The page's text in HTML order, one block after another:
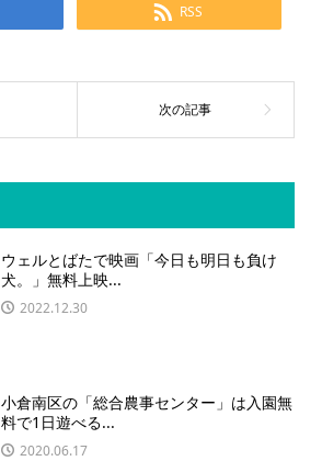
RSS
ウェルとばたで映画「今日も明日も負け
犬。」無料上映...
2022.12.30
小倉南区の「総合農事センター」は入園無
料で1日遊べる...
2020.06.17